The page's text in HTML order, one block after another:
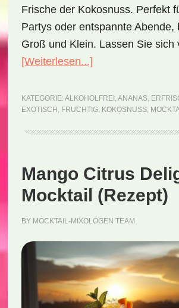
Frische der Kokosnuss. Perfekt
Partys oder entspannte Abende,
Groß und Klein. Lassen Sie
[Weiterlesen...]ÜberPineapple
Refresher
Mocktail
(Rezept)
KATEGORIE: ALKOHOLFREI ,ANANAS,
EXOTISCH , FRUCHTIG, KOKOSNUSS,
Mango Citrus
Mocktail (Rezept)
BY MOCKTAIL-MIXOLOGEN TEAM